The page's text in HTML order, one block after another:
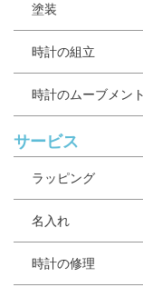
塗装
時計の組立
時計のムーブメン
サービス
ラッピング
名入れ
時計の修理